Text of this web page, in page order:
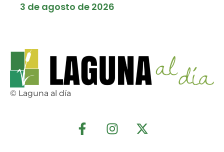
3 de agosto de 2026
© Laguna al día